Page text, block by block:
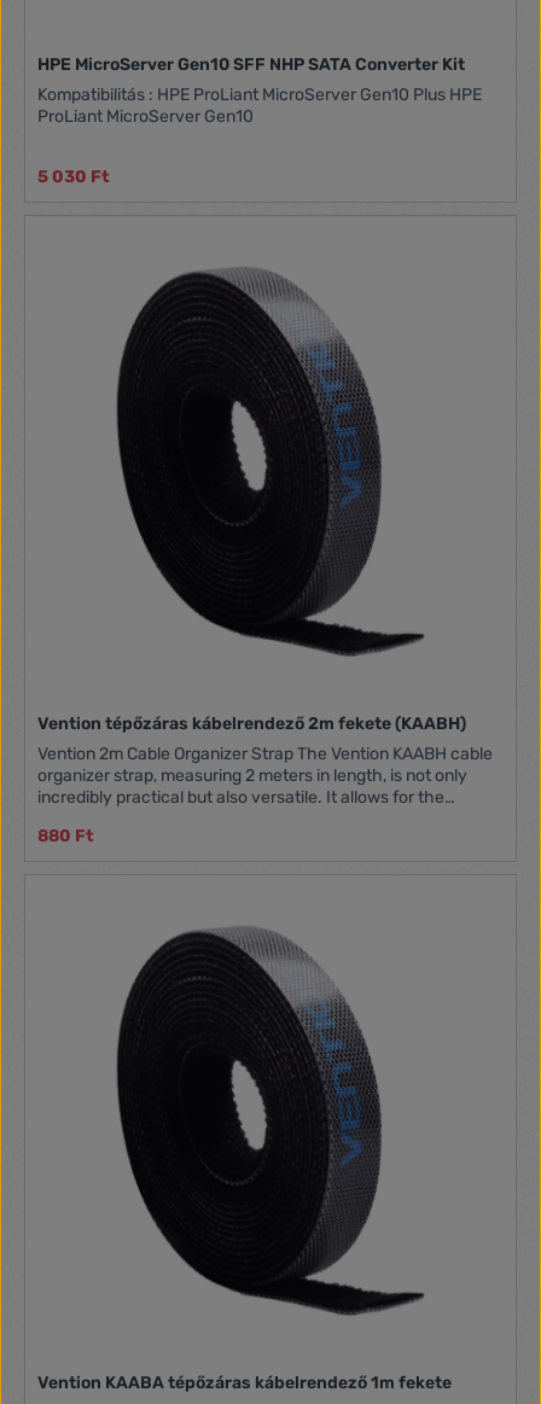
HPE MicroServer Gen10 SFF NHP SATA Converter Kit
Kompatibilitás : HPE ProLiant MicroServer Gen10 Plus HPE
ProLiant MicroServer Gen10
5 030 Ft
Vention tépőzáras kábelrendező 2m fekete (KAABH)
Vention 2m Cable Organizer Strap The Vention KAABH cable
organizer strap, measuring 2 meters in length, is not only
incredibly practical but also versatile. It allows for the
organized and tangle-free at all times. This enables users to
easily identify individual cables and maintain clarity in their
confident that the product will perfectly adapt to their
individual requirements. Depending on the quantity and type
of cables, the strap's length can be adjusted while
preserving aesthetics and functionality. Durable
Construction Made from strong nylon hook and loop material,
the strap ensures product longevity and resistance to daily
wear and tear. Users need not worry about the strap wearing
out or fraying quickly; it is designed for long-term use.
Specifications BrandVention ModelKAABH ColorBlack
880 Ft
Vention KAABA tépőzáras kábelrendező 1m fekete